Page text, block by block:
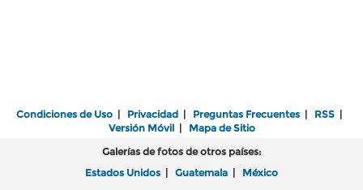
Condiciones de Uso | Privacidad | Preguntas Frecuentes | RSS |
Versión Móvil| Mapa de Sitio
Galerías de fotos de otros países:
Estados Unidos | Guatemala | México